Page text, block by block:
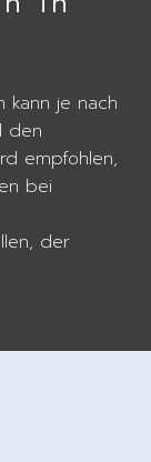
kann je nach
den
empfohlen,
bei
der